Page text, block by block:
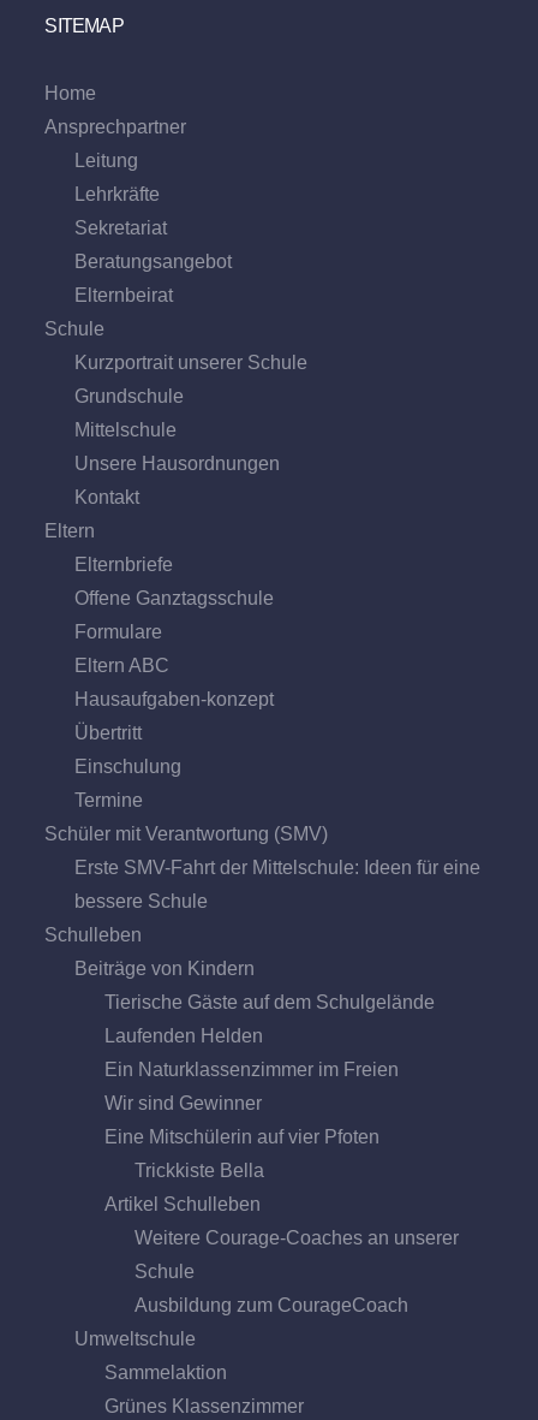
SITEMAP
Home
Ansprechpartner
Leitung
Lehrkräfte
Sekretariat
Beratungs­angebot
Eltern­beirat
Schule
Kurzportrait unserer Schule
Grund­schule
Mittel­schule
Unsere Hausordnungen
Kontakt
Eltern
Elternbriefe
Offene Ganz­tags­schule
Formulare
Eltern ABC
Hausaufgaben-konzept
Übertritt
Einschulung
Termine
Schüler mit Verantwortung (SMV)
Erste SMV-Fahrt der Mittelschule: Ideen für eine
bessere Schule
Schulleben
Beiträge von Kindern
Tierische Gäste auf dem Schulgelände
Laufenden Helden
Ein Naturklassenzimmer im Freien
Wir sind Gewinner
Eine Mitschülerin auf vier Pfoten
Trickkiste Bella
Artikel Schulleben
Weitere Courage-Coaches an unserer
Schule
Ausbildung zum CourageCoach
Umweltschule
Sammelaktion
Grünes Klassenzimmer